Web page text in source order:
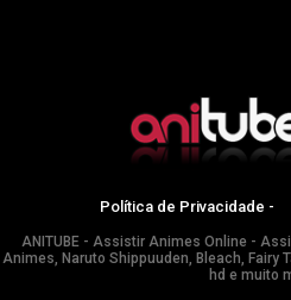
Política de Privacidade -
ANITUBE - Assistir Animes Online -
Animes, Naruto Shippuuden, Bleach, Fairy
hd e muito